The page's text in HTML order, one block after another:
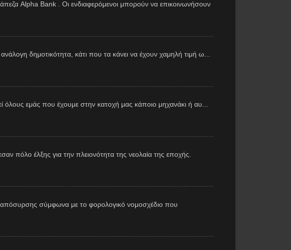
Alpha Bank . Οι ενδιαφερόμενοι μπορούν να επικοινωνήσουν
δημοτικότητα, κάτι που τα κάνει να έχουν χαμηλή τιμή ω...
όλους εμάς που έχουμε στην κατοχή μας κάποιο μηχανάκι ή αυ...
πόλο έλξης για την πλειονότητα της νεολαία της εποχής.
σύμφωνα με το φορολογικό νομοσχέδιο που